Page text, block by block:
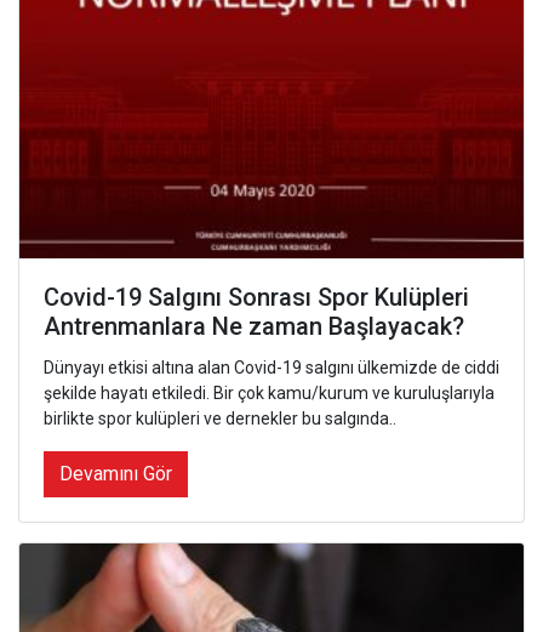
Covid-19 Salgını Sonrası Spor Kulüpleri
Antrenmanlara Ne zaman Başlayacak?
Dünyayı etkisi altına alan Covid-19 salgını ülkemizde de ciddi
şekilde hayatı etkiledi. Bir çok kamu/kurum ve kuruluşlarıyla
birlikte spor kulüpleri ve dernekler bu salgında..
Devamını Gör